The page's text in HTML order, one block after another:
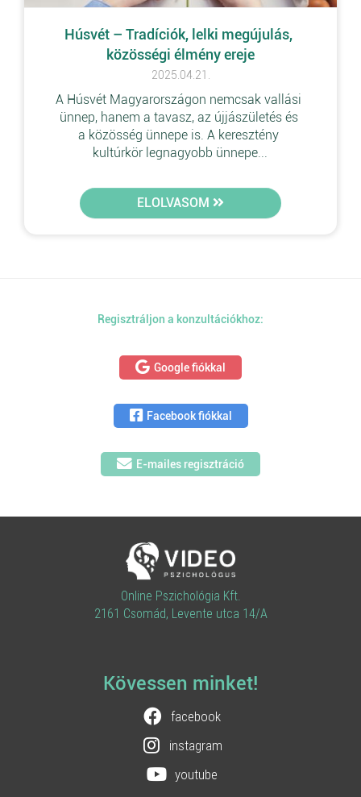
Húsvét – Tradíciók, lelki megújulás,
közösségi élmény ereje
2025.04.21.
A Húsvét Magyarországon nemcsak vallási
ünnep, hanem a tavasz, az újjászületés és
a közösség ünnepe is. A keresztény
kultúrkör legnagyobb ünnepe...
ELOLVASOM
Regisztráljon a konzultációkhoz:
Google fiókkal
Facebook fiókkal
E-mailes regisztráció
Online Pszichológia Kft.
2161 Csomád, Levente utca 14/A
Kövessen minket!
facebook
instagram
youtube